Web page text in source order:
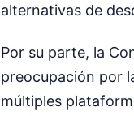
alternativas de
Por su parte, la
preocupación por
múltiples